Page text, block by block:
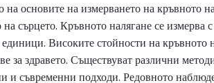
основите на измерването на кръвното
на сърцето. Кръвното налягане се
Високите стойности на кръвното
за здравето. Съществуват различни
и съвременни подходи. Редовното